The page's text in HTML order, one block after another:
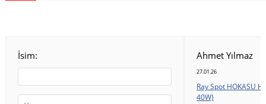
İsim: Ahmet Yılmaz
27.01.26
Ray Spot HOKASU
40W)